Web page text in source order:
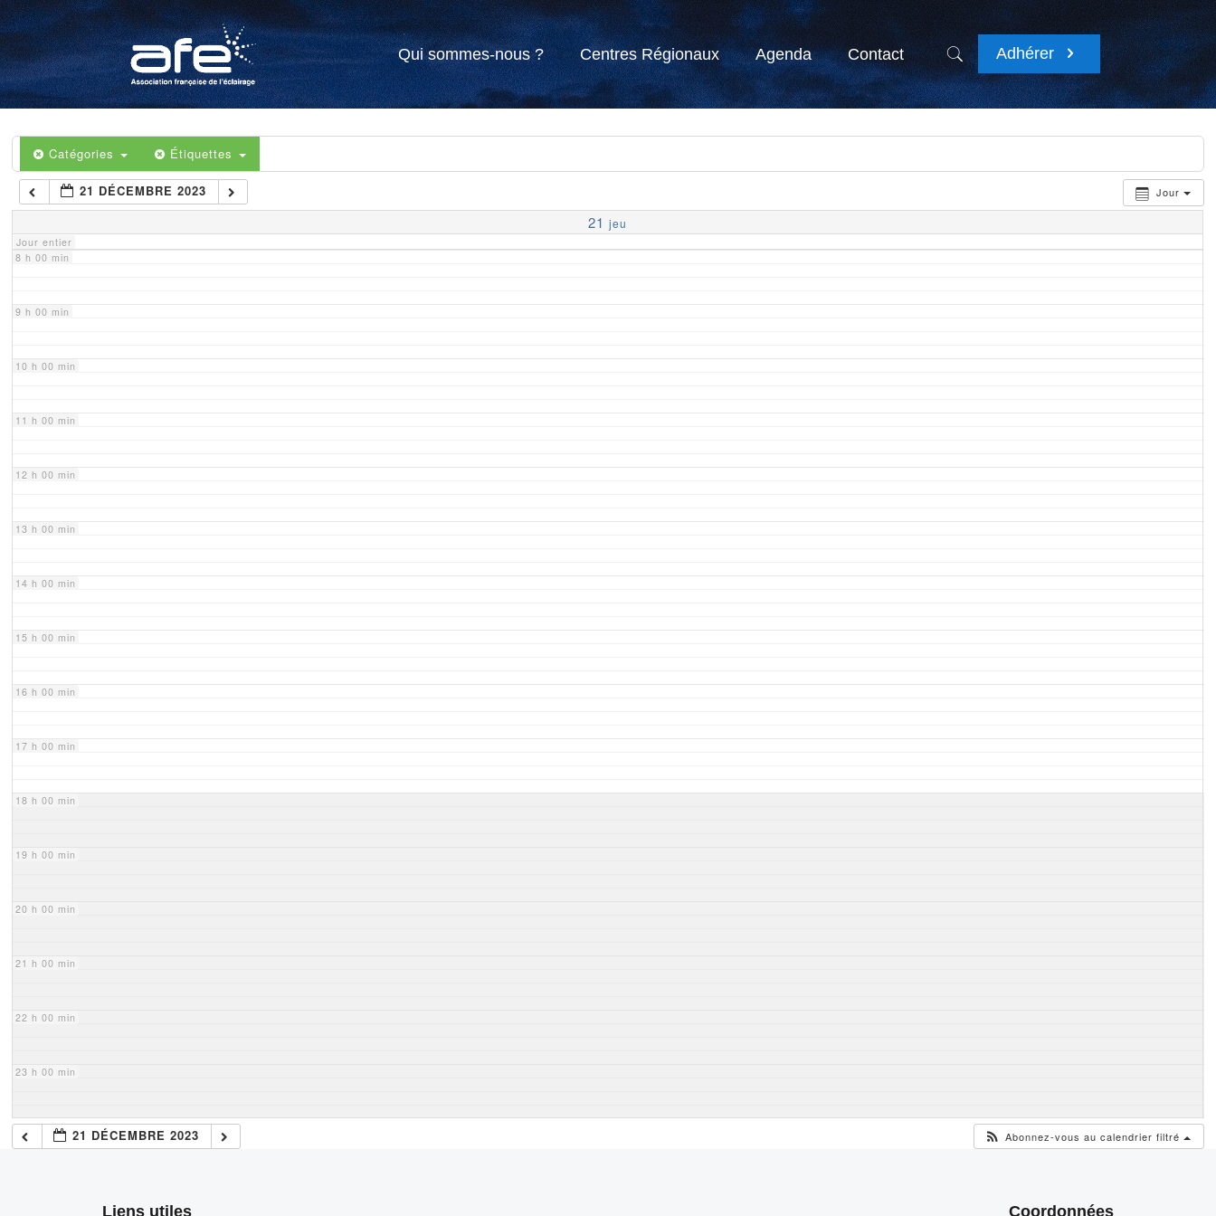
Qui sommes-nous ? Centres Régionaux Agenda Contact Adhérer
Catégories Étiquettes
Jour
21 DÉCEMBRE 2023
21 jeu
Jour entier
4 h 00 min
5 h 00 min
6 h 00 min
7 h 00 min
8 h 00 min
9 h 00 min
10 h 00 min
11 h 00 min
12 h 00 min
13 h 00 min
14 h 00 min
15 h 00 min
16 h 00 min
17 h 00 min
18 h 00 min
19 h 00 min
20 h 00 min
21 h 00 min
22 h 00 min
23 h 00 min
21 DÉCEMBRE 2023 Abonnez-vous au calendrier filtré
Liens utiles Coordonnées